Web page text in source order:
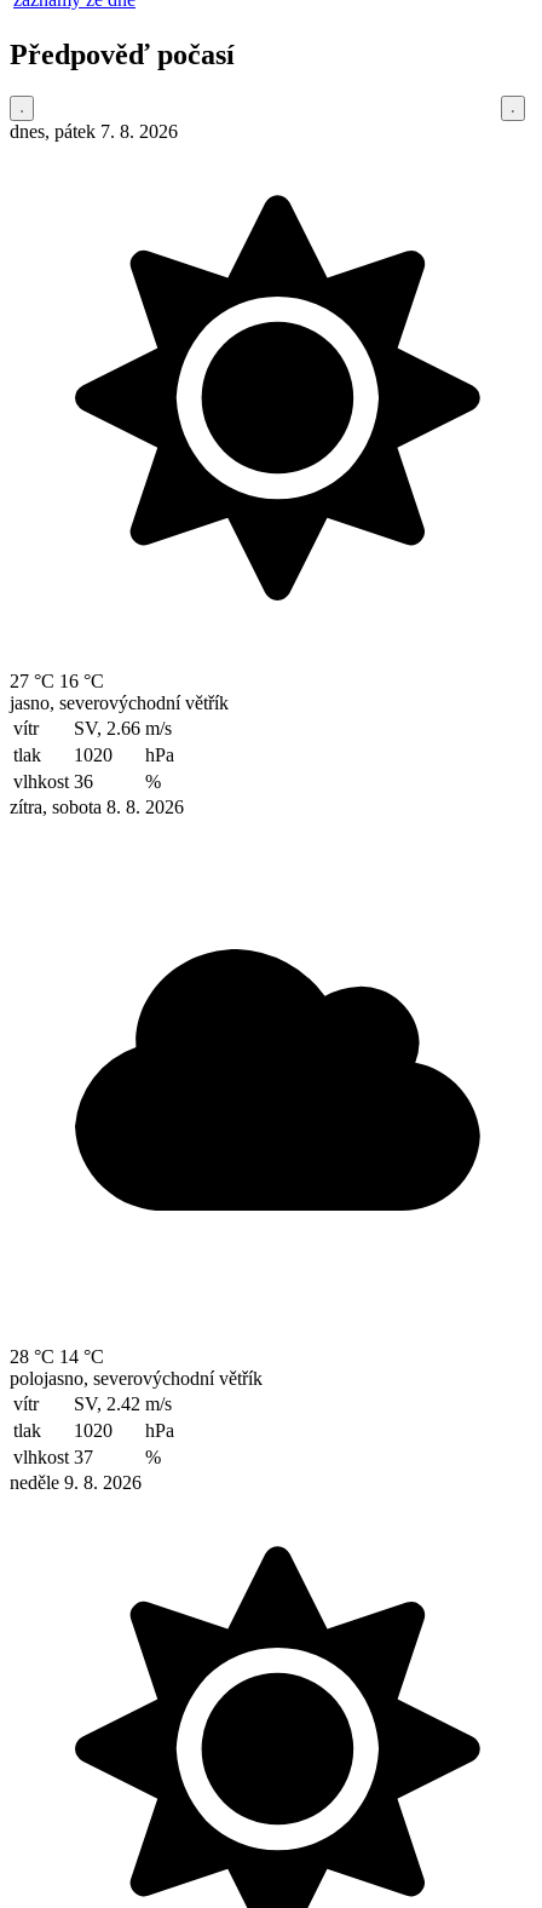
Předpověď počasí
dnes, pátek 7. 8. 2026
27 °C 16 °C
jasno, severovýchodní větřík
vítr
SV, 2.66 m/s
tlak
1020
hPa
vlhkost 36
%
zítra, sobota 8. 8. 2026
28 °C 14 °C
polojasno, severovýchodní větřík
vítr
SV, 2.42 m/s
tlak
1020
hPa
vlhkost 37
%
neděle 9. 8. 2026